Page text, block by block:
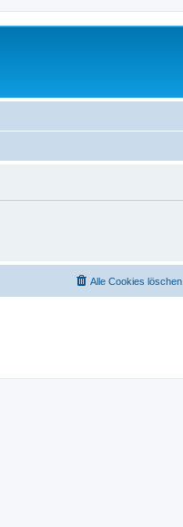
Alle Cookies löschen